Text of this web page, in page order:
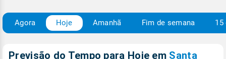
Agora Hoje Amanhã Fim de semana 15
Previsão do Tempo para Hoje em Santa